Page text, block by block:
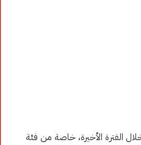
الفترة الأخيرة، خاصة من فئة